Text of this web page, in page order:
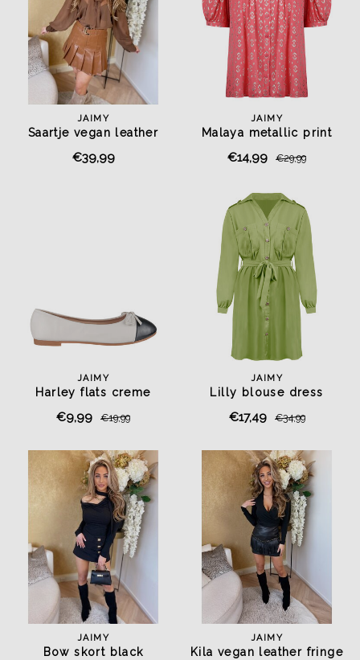
JAIMY
Saartje vegan leather
€39,99
JAIMY
Malaya metallic print
€14,99 €29,99
JAIMY
Harley flats creme
€9,99 €19,99
JAIMY
Lilly blouse dress
€17,49 €34,99
JAIMY
Bow skort black
JAIMY
Kila vegan leather fringe